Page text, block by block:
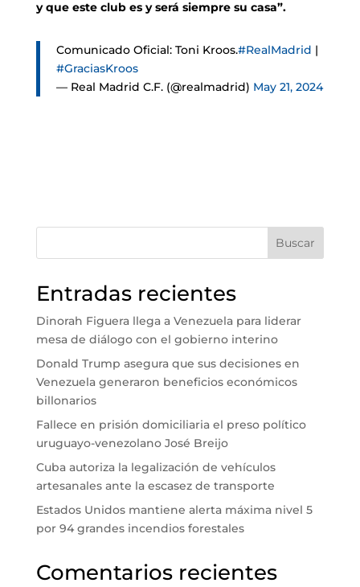
y que este club es y será siempre su casa”.
Comunicado Oficial: Toni Kroos.#RealMadrid |
#GraciasKroos
— Real Madrid C.F. (@realmadrid) May 21, 2024
Buscar
Entradas recientes
Dinorah Figuera llega a Venezuela para liderar
mesa de diálogo con el gobierno interino
Donald Trump asegura que sus decisiones en
Venezuela generaron beneficios económicos
billonarios
Fallece en prisión domiciliaria el preso político
uruguayo-venezolano José Breijo
Cuba autoriza la legalización de vehículos
artesanales ante la escasez de transporte
Estados Unidos mantiene alerta máxima nivel 5
por 94 grandes incendios forestales
Comentarios recientes